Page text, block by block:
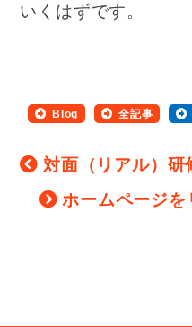
いくはずです。
Blog 全記事
対面（リアル）研
ホームページを